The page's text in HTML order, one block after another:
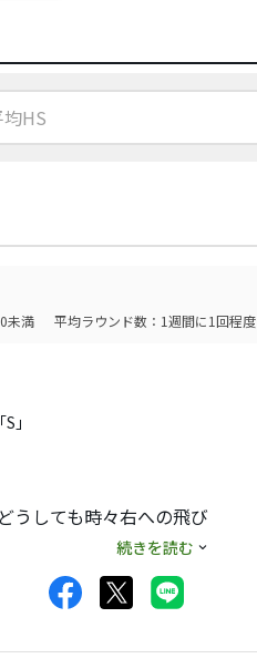
未満
平均ラウンド数：1週間に1回程度
」
うしても時々右への飛び
ろ、今までのドライバ
群に良くて簡単です。
続きを読む